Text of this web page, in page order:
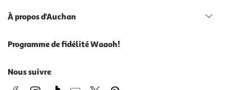
À propos d'Auchan
Programme de fidélité Waaoh!
Nous suivre